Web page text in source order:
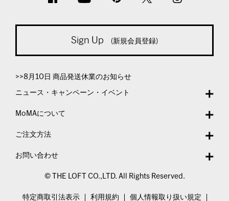
Sign Up (新規会員登録)
>>8月10日 商品発送休業のお知らせ
ニュース・キャンペーン・イベント
MoMAについて
ご注文方法
お問い合わせ
© THE LOFT CO.,LTD. All Rights Reserved.
特定商取引法表示 利用規約 個人情報取り扱い規定